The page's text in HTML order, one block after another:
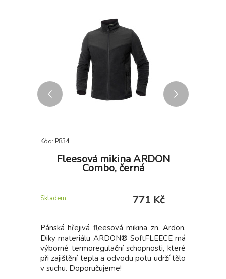
Kód: P834
Fleesová mikina ARDON
Combo, černá
Skladem 771 Kč
Pánská hřejivá fleesová mikina zn. Ardon.
Diky materiálu ARDON® SoftFLEECE má
výborné termoregulační schopnosti, které
při zajištění tepla a odvodu potu udrží tělo
v suchu. Doporučujeme!